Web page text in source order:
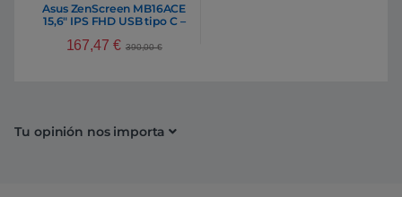
Asus ZenScreen MB16ACE
15,6″ IPS FHD USB tipo C –
167,47 € 390,00€
Tu opinión nos importa